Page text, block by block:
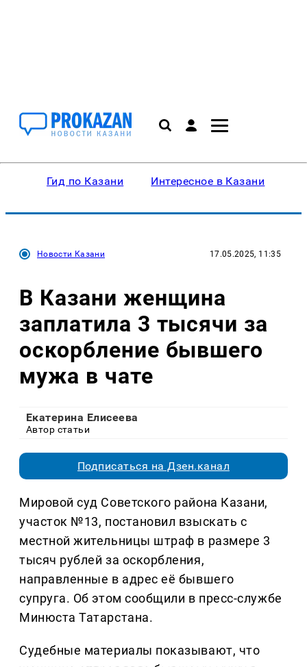
Гид по Казани Интересное в Казани
Новости Казани 17.05.2025, 11:35
В Казани женщина
заплатила 3 тысячи за
оскорбление бывшего
мужа в чате
Екатерина Елисеева
Автор статьи
Подписаться на Дзен.канал
Мировой суд Советского района Казани,
участок №13, постановил взыскать с
местной жительницы штраф в размере 3
тысяч рублей за оскорбления,
направленные в адрес её бывшего
супруга. Об этом сообщили в пресс-службе
Минюста Татарстана.
Судебные материалы показывают, что